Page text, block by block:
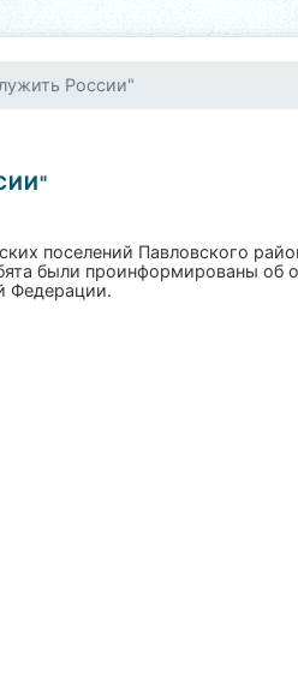
России"
поселений Павловского
были проинформированы об
Федерации.